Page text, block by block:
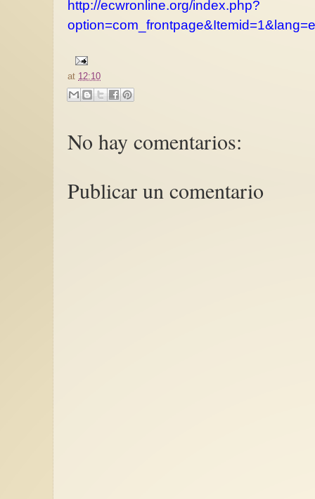
http://ecwronline.org/index.php?
at 12:10
No hay comentarios:
Publicar un comentario